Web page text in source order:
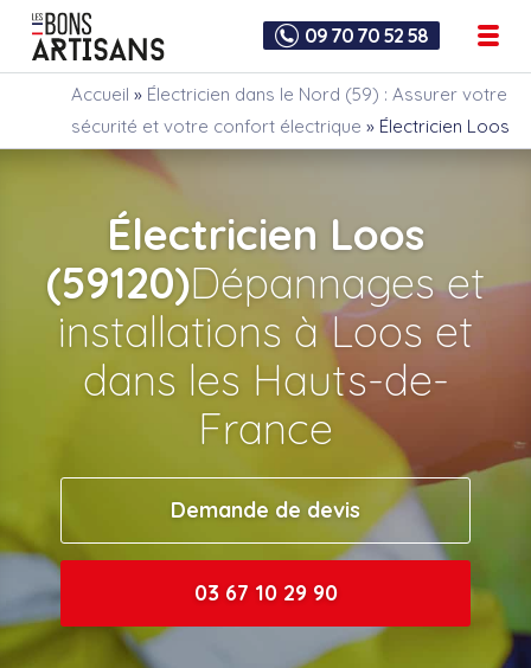
09 70 70 52 58
Accueil » Électricien dans le Nord (59) : Assurer votre
sécurité et votre confort électrique » Électricien Loos
Électricien Loos
(59120)Dépannages et
installations à Loos et
dans les Hauts-de-
France
Demande de devis
03 67 10 29 90